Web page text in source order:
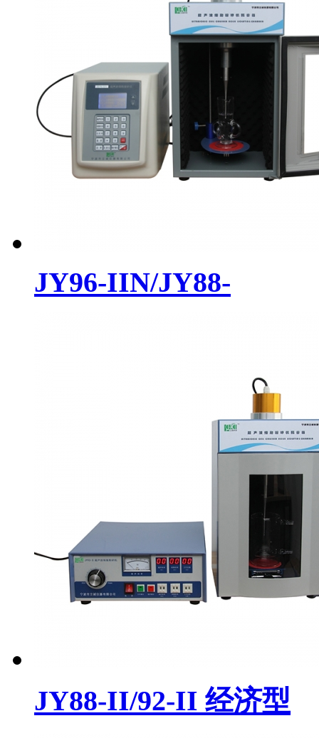
JY96-IIN/JY88-
JY88-II/92-II 经济型